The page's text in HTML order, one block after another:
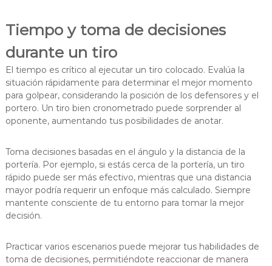
Tiempo y toma de decisiones
durante un tiro
El tiempo es crítico al ejecutar un tiro colocado. Evalúa la
situación rápidamente para determinar el mejor momento
para golpear, considerando la posición de los defensores y el
portero. Un tiro bien cronometrado puede sorprender al
oponente, aumentando tus posibilidades de anotar.
Toma decisiones basadas en el ángulo y la distancia de la
portería. Por ejemplo, si estás cerca de la portería, un tiro
rápido puede ser más efectivo, mientras que una distancia
mayor podría requerir un enfoque más calculado. Siempre
mantente consciente de tu entorno para tomar la mejor
decisión.
Practicar varios escenarios puede mejorar tus habilidades de
toma de decisiones, permitiéndote reaccionar de manera